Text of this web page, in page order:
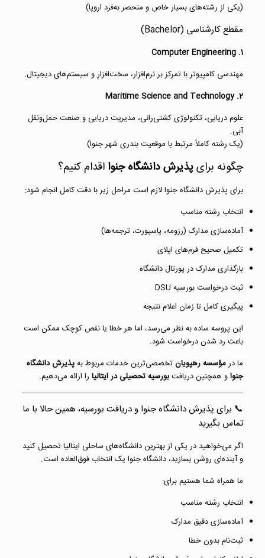
(یکی از رشته‌های بسیار خاص و منحصر به‌فرد اروپا)
مقطع کارشناسی (Bachelor)
1. Computer Engineering
مهندسی کامپیوتر با تمرکز بر نرم‌افزار، سخت‌افزار و سیستم‌های دیجیتال.
2. Maritime Science and Technology
علوم دریایی، تکنولوژی کشتی‌رانی، مدیریت دریایی و صنعت حمل‌ونقل
آبی.
(یک رشته کاملاً مرتبط با موقعیت بندری شهر جنوا)
چگونه برایپذیرش دانشگاه جنوا اقدام کنیم؟
برای پذیرش دانشگاه جنوا لازم است مراحل زیر با دقت کامل انجام شود:
انتخاب رشته مناسب
آماده‌سازی مدارک (رزومه، پاسپورت، ترجمه‌ها)
تکمیل صحیح فرم‌های اپلای
بارگذاری مدارک در پورتال دانشگاه
ثبت درخواست بورسیه DSU
پیگیری کامل تا زمان اعلام نتیجه
این پروسه ساده به نظر می‌رسد، اما هر خطا یا نقص کوچک ممکن است
باعث رد شدن درخواست شود.
ما درمؤسسه رهپویانتخصصی‌ترین خدمات مربوط بهپذیرش دانشگاه
جنواو همچنین دریافتبورسیه تحصیلی در ایتالیارا ارائه می‌دهیم.
📞 برایپذیرش دانشگاه جنوا و دریافت بورسیه، همین حالا با ما
تماس بگیرید
اگر می‌خواهید در یکی از بهترین دانشگاه‌های ساحلی ایتالیا تحصیل کنید
و آینده‌ای روشن بسازید، دانشگاه جنوا یک انتخاب فوق‌العاده است.
ما همراه شما هستیم برای:
انتخاب رشته مناسب
آماده‌سازی دقیق مدارک
ثبت‌نام بدون خطا